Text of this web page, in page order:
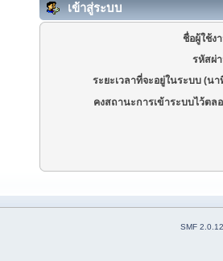
เข้าสู่ระบบ
ชื่อผู้ใช้ง
รหัสผ่
ระยะเวลาที่จะอยู่ในระบบ (นา
คงสถานะการเข้าระบบไว้ตล
SMF 2.0.12